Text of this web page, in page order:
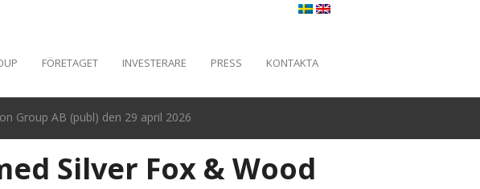
FÖRETAGET INVESTERARE PRESS KONTAKTA
Group AB (publ) den 29 april 2026
Silver Fox & Wood